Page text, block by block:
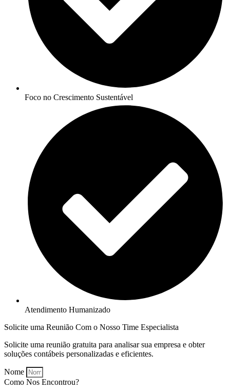
Foco no Crescimento Sustentável
Atendimento Humanizado
Solicite uma Reunião Com o Nosso Time Especialista
Solicite uma reunião gratuita para analisar sua empresa e obter
soluções contábeis personalizadas e eficientes.
Nome
Como Nos Encontrou?